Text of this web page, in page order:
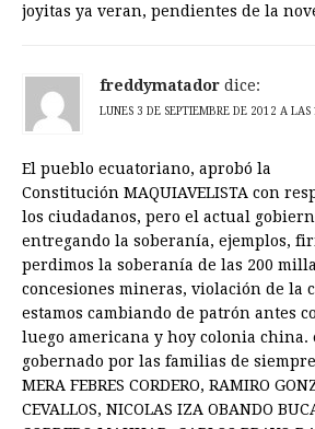
joyitas ya veran, pendientes de la
freddymatador dice:
LUNES 3 DE SEPTIEMBRE DE 2012 A LAS
El pueblo ecuatoriano, aprobó la
Constitución MAQUIAVELISTA con
los ciudadanos, pero el actual
entregando la soberanía, ejemplos,
perdimos la soberanía de las 200
concesiones mineras, violación de la
estamos cambiando de patrón antes
luego americana y hoy colonia china.
gobernado por las familias de siempre
MERA FEBRES CORDERO, RAMIRO
CEVALLOS, NICOLAS IZA OBANDO